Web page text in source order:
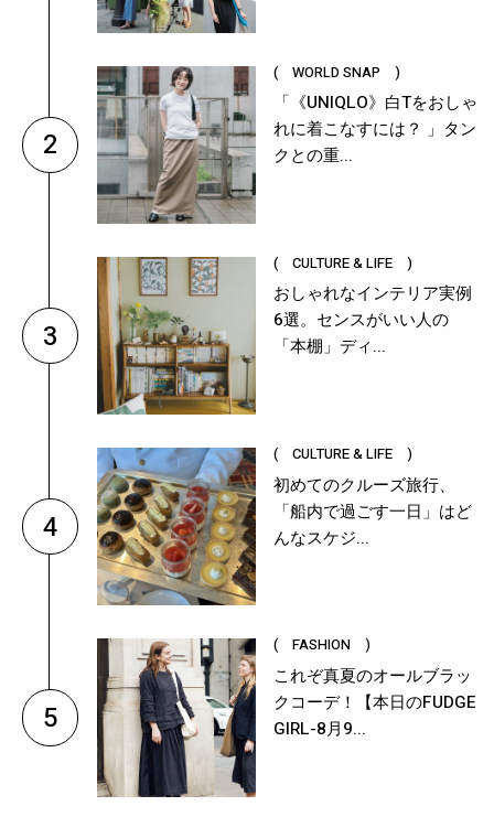
2
( WORLD SNAP )
「《UNIQLO》白Tをおしゃ
れに着こなすには？ 」タン
クとの重...
3
( CULTURE & LIFE )
おしゃれなインテリア実例
6選。センスがいい人の
「本棚」ディ...
4
( CULTURE & LIFE )
初めてのクルーズ旅行、
「船内で過ごす一日」はど
んなスケジ...
5
( FASHION )
これぞ真夏のオールブラッ
クコーデ！【本日のFUDGE
GIRL-8月9...